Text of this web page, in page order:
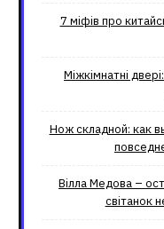
7 міфів про
Міжкімнатні
Нож складной: как
Вілла Медова –
світанок